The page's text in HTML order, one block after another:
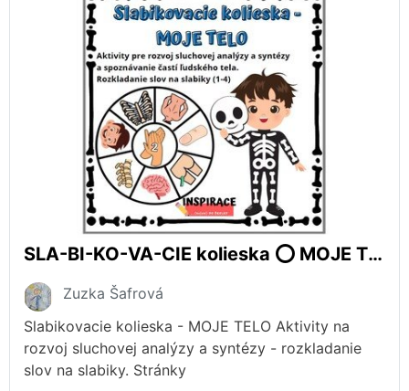
SLA-BI-KO-VA-CIE kolieska ⭕ MOJE TELO
Zuzka Šafrová
Slabikovacie kolieska - MOJE TELO Aktivity na
rozvoj sluchovej analýzy a syntézy - rozkladanie
slov na slabiky. Stránky